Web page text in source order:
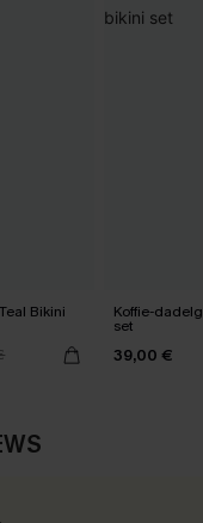
Bikini Koffie-
set
39,00 €